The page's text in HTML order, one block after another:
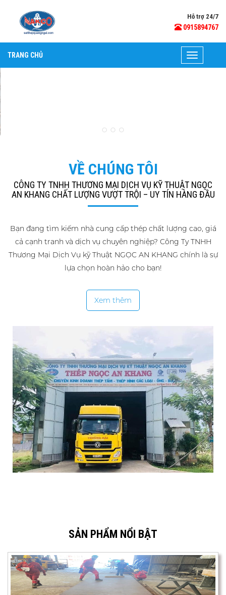
Hỗ trợ 24/7
0915894767
Toggle
navigation
TRANG CHỦ
VỀ CHÚNG TÔI
CÔNG TY TNHH THƯƠNG MẠI DỊCH VỤ KỸ THUẬT NGỌC
AN KHANG CHẤT LƯỢNG VƯỢT TRỘI – UY TÍN HÀNG ĐẦU
Bạn đang tìm kiếm nhà cung cấp thép chất lượng cao, giá
cả cạnh tranh và dịch vụ chuyên nghiệp? Công Ty TNHH
Thương Mại Dịch Vụ kỹ Thuật NGỌC AN KHANG chính là sự
lựa chọn hoàn hảo cho bạn!
Xem thêm
SẢN PHẨM NỔI BẬT